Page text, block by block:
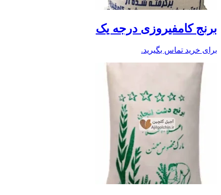
برنج کامفیروزی درجه یک
برای خرید تماس بگیرید.